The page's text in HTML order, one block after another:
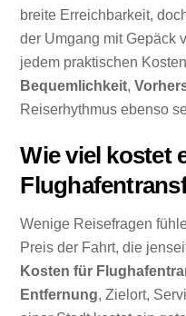
breite Erreichbarkeit,
der Umgang mit Gepäck
jedem praktischen
Bequemlichkeit,
Reiserhythmus ebenso
Wie viel kostet
Wenige Reisefragen
Preis der Fahrt, die
Kosten für
Entfernung, Zielort,